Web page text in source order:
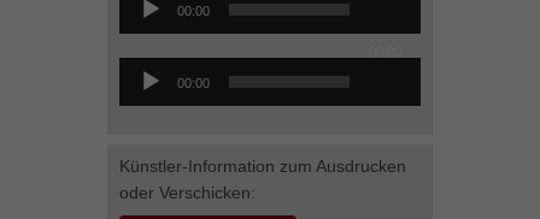
Player
00:00
Audio-
Player
00:00
Künstler-Information zum Ausdrucken
oder Verschicken:
Marketing (1)
Marketing-Cookies werden von Drittanbietern oder Publishern verwendet,
Externe Medien (5)